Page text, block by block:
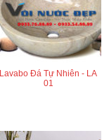
Lavabo Đá Tự Nhiên - LA
01